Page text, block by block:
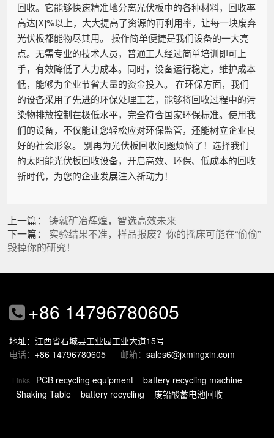
回收。它能够快速精准地分离光伏板中的各种材料，回收率
高达[X]%以上，大大提高了资源的再利用率，让每一块废弃
光伏板都能物尽其用。 操作简单便捷是我们设备的一大亮
点。无需专业的技术人员，普通工人经过简单培训即可上
手，有效降低了人力成本。同时，设备运行稳定，维护成本
低，能够为企业节省大量的资金投入。 在环保方面，我们
的设备采用了先进的环保处理工艺，能够将回收过程中的污
染物排放控制在极低水平，完全符合国家环保标准。使用我
们的设备，不仅能让您轻松应对环保监管，还能树立企业良
好的社会形象。 别再为光伏板回收问题烦恼了！选择我们
的太阳能光伏板回收设备，开启高效、环保、低成本的回收
新时代，为您的企业发展注入新动力！
上一篇： 铸就矿冶辉煌，智选高效未来
下一篇： 实验结果不准，样品报废？你的摇床可能在“偷偷”
毁掉你的研究！
+86 14796780605
地址：江西省石城县工业园工业大道15号
电话： +86 14796780605 邮箱： sales6@jxmingxin.com
Links PCB recycling equipment
battery recycling machine
Shaking Table
battery recycling 废铅酸蓄电池回收